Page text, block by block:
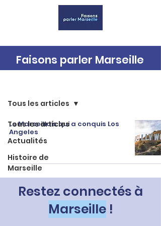
Faisons parler Marseille
Tous les articles
Actualités
Histoire de
Marseille
Tous les articles
Le Marseillais qui a conquis Los
Angeles
Restez connectés à
Marseille!